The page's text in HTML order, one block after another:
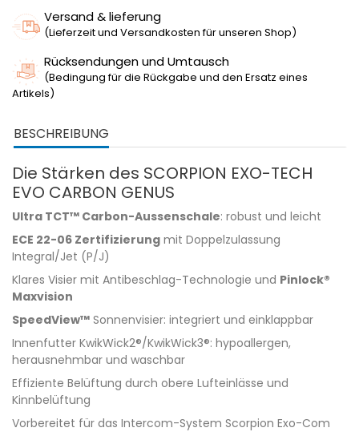
Versand & lieferung
(Lieferzeit und Versandkosten für unseren Shop)
Rücksendungen und Umtausch
(Bedingung für die Rückgabe und den Ersatz eines
Artikels)
BESCHREIBUNG
Die Stärken des SCORPION EXO-TECH
EVO CARBON GENUS
Ultra TCT™ Carbon-Aussenschale: robust und leicht
ECE 22-06 Zertifizierung mit Doppelzulassung
Integral/Jet (P/J)
Klares Visier mit Antibeschlag-Technologie und Pinlock®
Maxvision
SpeedView™ Sonnenvisier: integriert und einklappbar
Innenfutter KwikWick2®/KwikWick3®: hypoallergen,
herausnehmbar und waschbar
Effiziente Belüftung durch obere Lufteinlässe und
Kinnbelüftung
Vorbereitet für das Intercom-System Scorpion Exo-Com